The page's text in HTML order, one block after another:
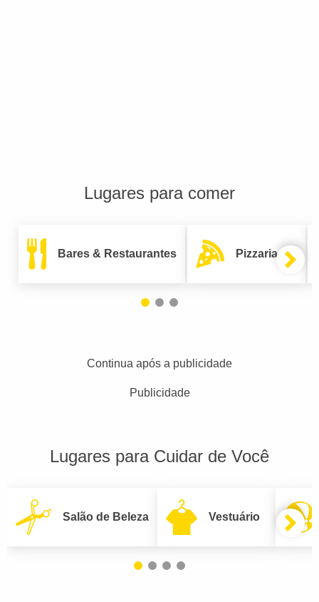
Lugares para comer
Bares & Restaurantes Pizzarias
Continua após a publicidade
Publicidade
Lugares para Cuidar de Você
Salão de Beleza Vestuário